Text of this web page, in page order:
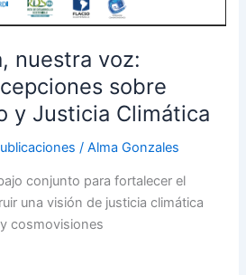
nuestra voz:
sobre
y Justicia Climática
/Alma Gonzales
conjunto para fortalecer el
una visión de justicia climática
cosmovisiones